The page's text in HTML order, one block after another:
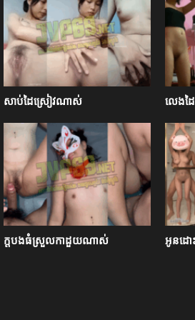
សាប់ដៃស្រៀវណាស់ លេង
ក្ដបងធំស្រួលកាដួយណាស់ អូនដោ